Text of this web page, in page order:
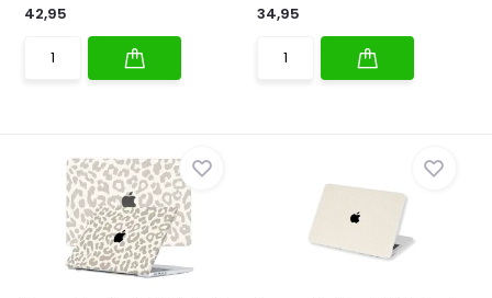
42,95 34,95